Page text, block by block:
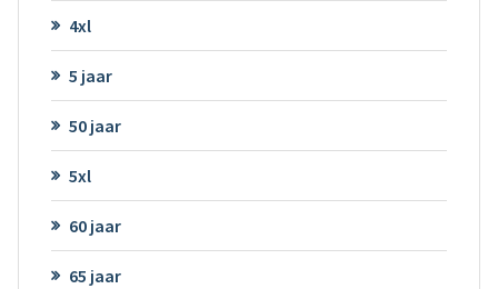
4xl
5 jaar
50 jaar
5xl
60 jaar
65 jaar